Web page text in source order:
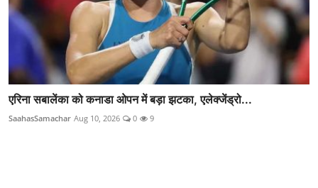
एरिना सबालेंका को कनाडा ओपन में बड़ा झटका, एलेक्जेंड्रो...
SaahasSamachar Aug 10, 2026 0 9